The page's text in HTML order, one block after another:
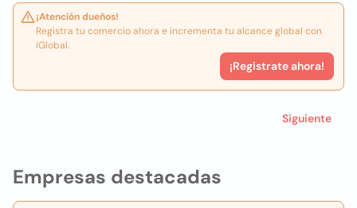
Empresas destacadas
¡Atención dueños!
Registra tu comercio ahora e incrementa tu alcance global con
iGlobal.
¡Registrate ahora!
Siguiente